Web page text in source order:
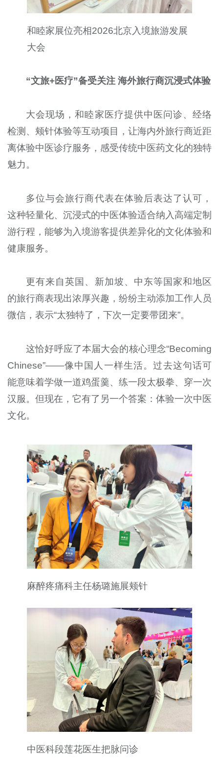
和睦家展位亮相2026北京入境旅游发展
大会
“文旅+医疗”备受关注 海外旅行商沉浸式体验
大会现场，和睦家医疗提供中医问诊、经络
检测、颊针体验等互动项目，让海内外旅行商近距
离体验中医诊疗服务，感受传统中医药文化的独特
魅力。
多位与会旅行商代表在体验后表达了认可，
这种轻量化、沉浸式的中医体验适合纳入高端定制
游行程，能够为入境游客提供差异化的文化体验和
健康服务。
更有来自英国、新加坡、中东等国家和地区
的旅行商表现出浓厚兴趣，纷纷主动添加工作人员
微信，表示“太独特了，下次一定要带团来”。
这恰好呼应了本届大会的核心理念“Becoming
Chinese”——像中国人一样生活。过去这句话可
能意味着学做一道鸡蛋羹、练一段太极拳、穿一次
汉服。但现在，它有了另一个答案：体验一次中医
文化。
麻醉疼痛科主任杨璐施展颊针
中医科段莲花医生把脉问诊